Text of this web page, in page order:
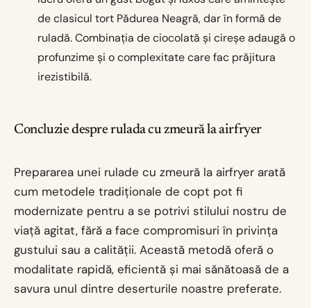
de clasicul tort Pădurea Neagră, dar în formă de
ruladă. Combinația de ciocolată și cireșe adaugă o
profunzime și o complexitate care fac prăjitura
irezistibilă.
Concluzie despre rulada cu zmeură la airfryer
Prepararea unei rulade cu zmeură la airfryer arată
cum metodele tradiționale de copt pot fi
modernizate pentru a se potrivi stilului nostru de
viață agitat, fără a face compromisuri în privința
gustului sau a calității. Această metodă oferă o
modalitate rapidă, eficientă și mai sănătoasă de a
savura unul dintre deserturile noastre preferate.